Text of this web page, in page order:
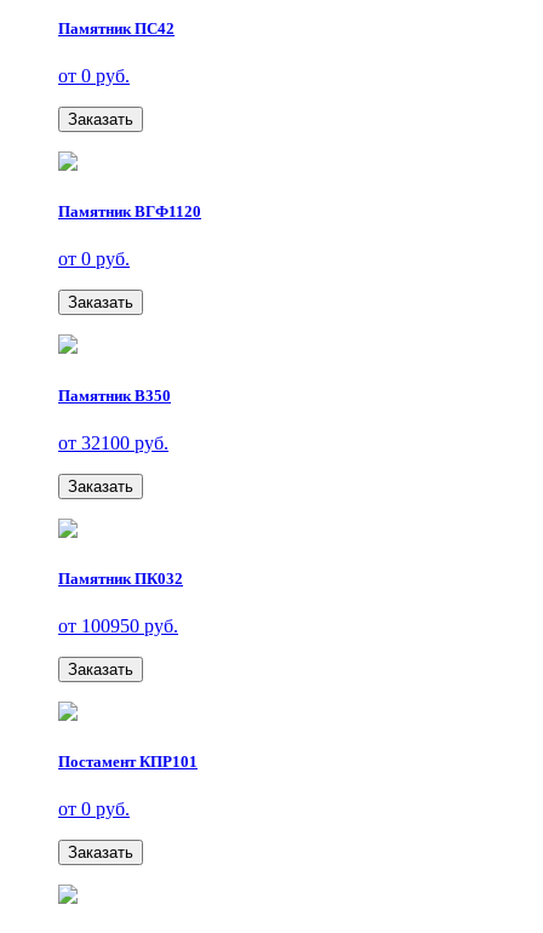
Памятник ПС42
от 0 руб.
Заказать
Памятник ВГФ1120
от 0 руб.
Заказать
Памятник В350
от 32100 руб.
Заказать
Памятник ПК032
от 100950 руб.
Заказать
Постамент КПР101
от 0 руб.
Заказать